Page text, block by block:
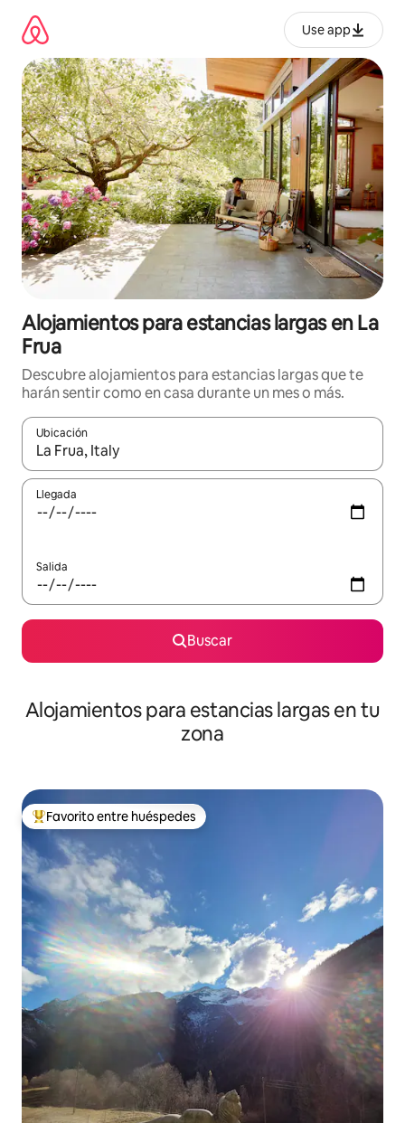
contenido
Use app
Alojamientos para estancias largas en La
Frua
Descubre alojamientos para estancias largas que te
harán sentir como en casa durante un mes o más.
Ubicación
Cuando los resultados estén disponibles, podrás navegar
Llegada
Salida
Buscar
Alojamientos para estancias largas en tu
zona
De los mejores en Favorito entre huéspedes
Favorito entre huéspedes